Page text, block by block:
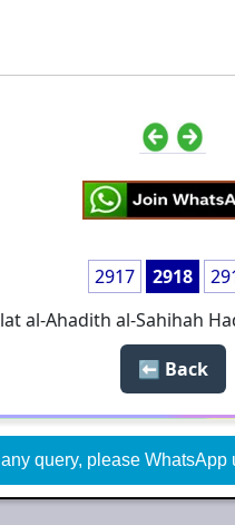
2917 2918
al-Ahadith al-Sahihah
Back ⬅️
query, please